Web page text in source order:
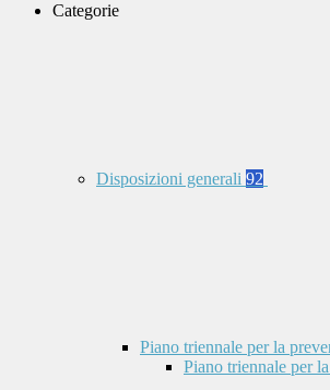
Categorie
Disposizioni generali 92
Piano triennale per la
Piano triennale per